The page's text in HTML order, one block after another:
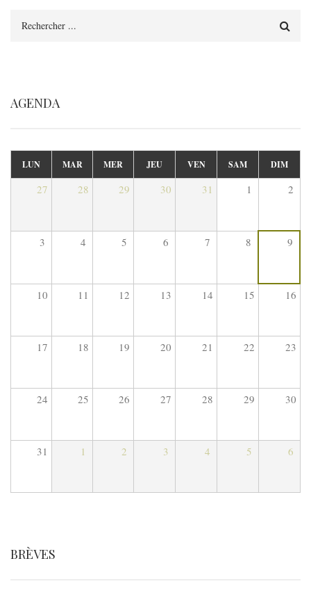
AGENDA
LUN MAR MER JEU VEN SAM DIM
27 28 29 30 31 1 2
3 4 5 6 7 8 9
10 11 12 13 14 15 16
17 18 19 20 21 22 23
24 25 26 27 28 29 30
31 1 2 3 4 5 6
BRÈVES